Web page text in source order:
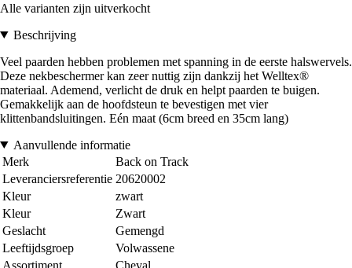
Alle varianten zijn uitverkocht
Beschrijving
Veel paarden hebben problemen met spanning in de eerste halswervels.
Deze nekbeschermer kan zeer nuttig zijn dankzij het Welltex®
materiaal. Ademend, verlicht de druk en helpt paarden te buigen.
Gemakkelijk aan de hoofdsteun te bevestigen met vier
klittenbandsluitingen. Eén maat (6cm breed en 35cm lang)
Aanvullende informatie
Merk
Back on Track
Leveranciersreferentie 20620002
Kleur
zwart
Kleur
Zwart
Geslacht
Gemengd
Leeftijdsgroep
Volwassene
Assortiment
Cheval